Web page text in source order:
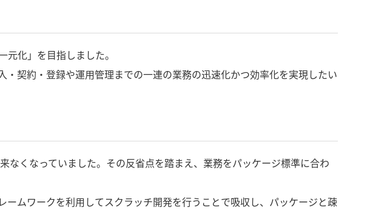
化」を目指しました。
契約・登録や運用管理までの一連の業務の迅速化かつ効率化を実現したい
なくなっていました。その反省点を踏まえ、業務をパッケージ標準に合わ
ムワークを利用してスクラッチ開発を行うことで吸収し、パッケージと疎